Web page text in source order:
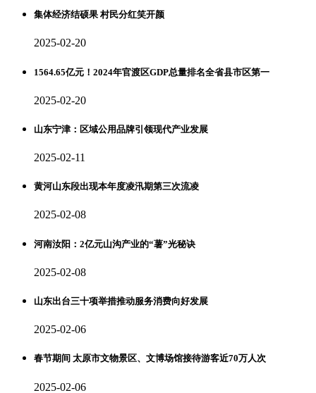
集体经济结硕果 村民分红笑开颜
2025-02-20
1564.65亿元！2024年官渡区GDP总量排名全省县市区第一
2025-02-20
山东宁津：区域公用品牌引领现代产业发展
2025-02-11
黄河山东段出现本年度凌汛期第三次流凌
2025-02-08
河南汝阳：2亿元山沟产业的“薯”光秘诀
2025-02-08
山东出台三十项举措推动服务消费向好发展
2025-02-06
春节期间 太原市文物景区、文博场馆接待游客近70万人次
2025-02-06